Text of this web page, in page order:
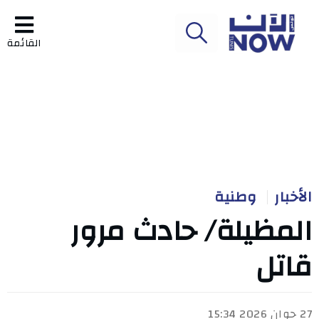
القائمة
الأخبار وطنية
المظيلة/ حادث مرور
قاتل
27 جوان 2026 15:34